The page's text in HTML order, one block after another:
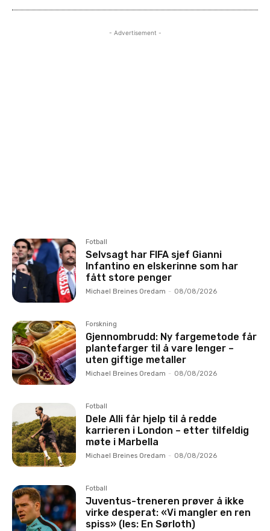
- Advertisement -
Fotball
Selvsagt har FIFA sjef Gianni
Infantino en elskerinne som har
fått store penger
Michael Breines Oredam - 08/08/2026
Forskning
Gjennombrudd: Ny fargemetode får
plantefarger til å vare lenger –
uten giftige metaller
Michael Breines Oredam - 08/08/2026
Fotball
Dele Alli får hjelp til å redde
karrieren i London – etter tilfeldig
møte i Marbella
Michael Breines Oredam - 08/08/2026
Fotball
Juventus-treneren prøver å ikke
virke desperat: «Vi mangler en ren
spiss» (les: En Sørloth)